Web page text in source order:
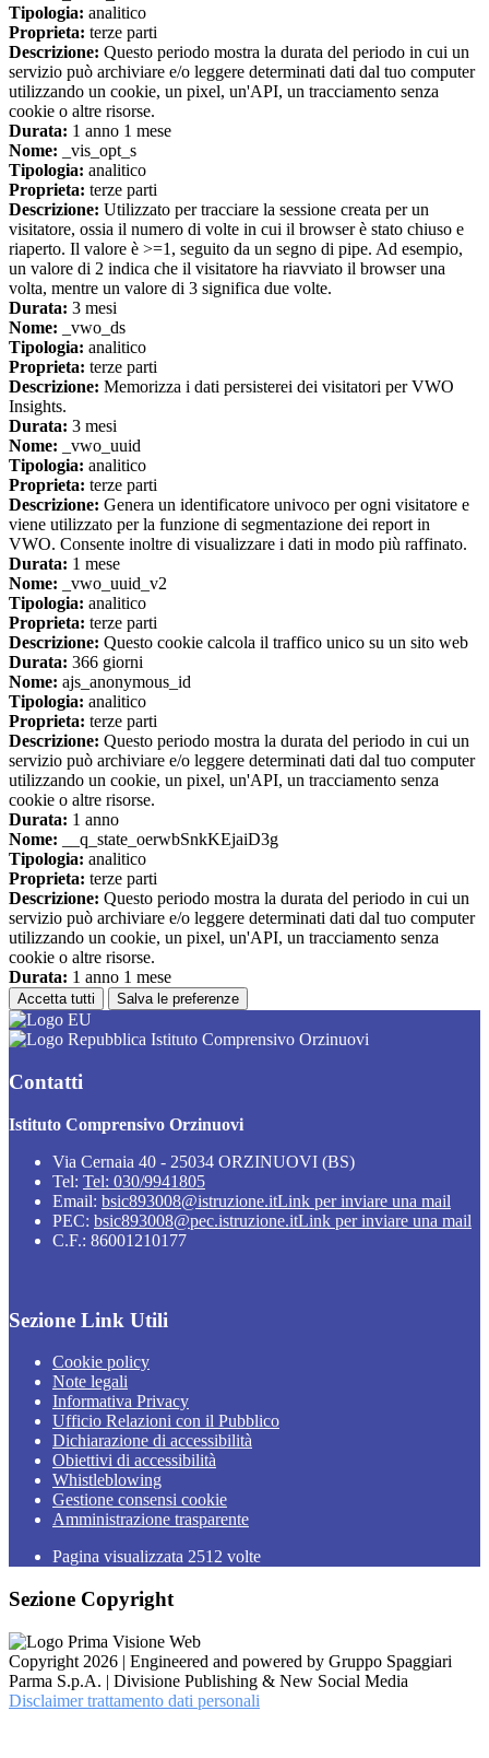
Tipologia: analitico
Proprieta: terze parti
Descrizione: Questo periodo mostra la durata del periodo in cui un
servizio può archiviare e/o leggere determinati dati dal tuo computer
utilizzando un cookie, un pixel, un'API, un tracciamento senza
cookie o altre risorse.
Durata: 1 anno 1 mese
Nome: _vis_opt_s
Tipologia: analitico
Proprieta: terze parti
Descrizione: Utilizzato per tracciare la sessione creata per un
visitatore, ossia il numero di volte in cui il browser è stato chiuso e
riaperto. Il valore è >=1, seguito da un segno di pipe. Ad esempio,
un valore di 2 indica che il visitatore ha riavviato il browser una
volta, mentre un valore di 3 significa due volte.
Durata: 3 mesi
Nome: _vwo_ds
Tipologia: analitico
Proprieta: terze parti
Descrizione: Memorizza i dati persisterei dei visitatori per VWO
Insights.
Durata: 3 mesi
Nome: _vwo_uuid
Tipologia: analitico
Proprieta: terze parti
Descrizione: Genera un identificatore univoco per ogni visitatore e
viene utilizzato per la funzione di segmentazione dei report in
VWO. Consente inoltre di visualizzare i dati in modo più raffinato.
Durata: 1 mese
Nome: _vwo_uuid_v2
Tipologia: analitico
Proprieta: terze parti
Descrizione: Questo cookie calcola il traffico unico su un sito web
Durata: 366 giorni
Nome: ajs_anonymous_id
Tipologia: analitico
Proprieta: terze parti
Descrizione: Questo periodo mostra la durata del periodo in cui un
servizio può archiviare e/o leggere determinati dati dal tuo computer
utilizzando un cookie, un pixel, un'API, un tracciamento senza
cookie o altre risorse.
Durata: 1 anno
Nome: __q_state_oerwbSnkKEjaiD3g
Tipologia: analitico
Proprieta: terze parti
Descrizione: Questo periodo mostra la durata del periodo in cui un
servizio può archiviare e/o leggere determinati dati dal tuo computer
utilizzando un cookie, un pixel, un'API, un tracciamento senza
cookie o altre risorse.
Durata: 1 anno 1 mese
Accetta tutti Salva le preferenze
Istituto Comprensivo Orzinuovi
Contatti
Istituto Comprensivo Orzinuovi
Via Cernaia 40 - 25034 ORZINUOVI (BS)
Tel: Tel: 030/9941805
Email: bsic893008@istruzione.itLink per inviare una mail
PEC: bsic893008@pec.istruzione.itLink per inviare una mail
C.F.: 86001210177
Sezione Link Utili
Cookie policy
Note legali
Informativa Privacy
Ufficio Relazioni con il Pubblico
Dichiarazione di accessibilità
Obiettivi di accessibilità
Whistleblowing
Gestione consensi cookie
Amministrazione trasparente
Pagina visualizzata 2512 volte
Sezione Copyright
Copyright 2026 | Engineered and powered by Gruppo Spaggiari
Parma S.p.A. | Divisione Publishing & New Social Media
Disclaimer trattamento dati personali